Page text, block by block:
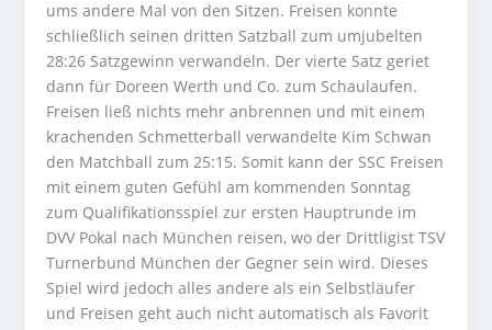
ums andere Mal von den Sitzen. Freisen konnte
schließlich seinen dritten Satzball zum umjubelten
28:26 Satzgewinn verwandeln. Der vierte Satz geriet
dann für Doreen Werth und Co. zum Schaulaufen.
Freisen ließ nichts mehr anbrennen und mit einem
krachenden Schmetterball verwandelte Kim Schwan
den Matchball zum 25:15. Somit kann der SSC Freisen
mit einem guten Gefühl am kommenden Sonntag
zum Qualifikationsspiel zur ersten Hauptrunde im
DVV Pokal nach München reisen, wo der Drittligist TSV
Turnerbund München der Gegner sein wird. Dieses
Spiel wird jedoch alles andere als ein Selbstläufer
und Freisen geht auch nicht automatisch als Favorit